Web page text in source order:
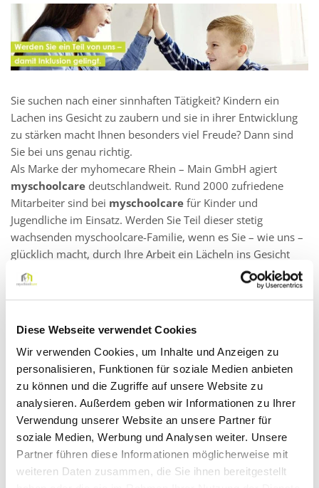
Diese Webseite verwendet Cookies
Wir verwenden Cookies, um Inhalte und Anzeigen zu
personalisieren, Funktionen für soziale Medien anbieten
zu können und die Zugriffe auf unsere Website zu
analysieren. Außerdem geben wir Informationen zu Ihrer
Verwendung unserer Website an unsere Partner für
soziale Medien, Werbung und Analysen weiter. Unsere
Partner führen diese Informationen möglicherweise mit
weiteren Daten zusammen, die Sie ihnen bereitgestellt
Sie suchen nach einer sinnhaften Tätigkeit? Kindern ein
Lachen ins Gesicht zu zaubern und sie in ihrer Entwicklung
zu stärken macht Ihnen besonders viel Freude? Dann sind
Sie bei uns genau richtig.
Als Marke der myhomecare Rhein – Main GmbH agiert
myschoolcare deutschlandweit. Rund 2000 zufriedene
Mitarbeiter sind bei myschoolcare für Kinder und
Jugendliche im Einsatz. Werden Sie Teil dieser stetig
wachsenden myschoolcare-Familie, wenn es Sie – wie uns –
glücklich macht, durch Ihre Arbeit ein Lächeln ins Gesicht
eines Kindes zu zaubern.
Wir suchen für das bereits laufende Schuljahr pädagogische
sämtlichen pädagogischen Einrichtungen im
Hochtaunuskreis und näherer Umgebung.
Wir suchen Sie als:
Schulbegleiter (m/w/d) in Teilzeit in Glashütten